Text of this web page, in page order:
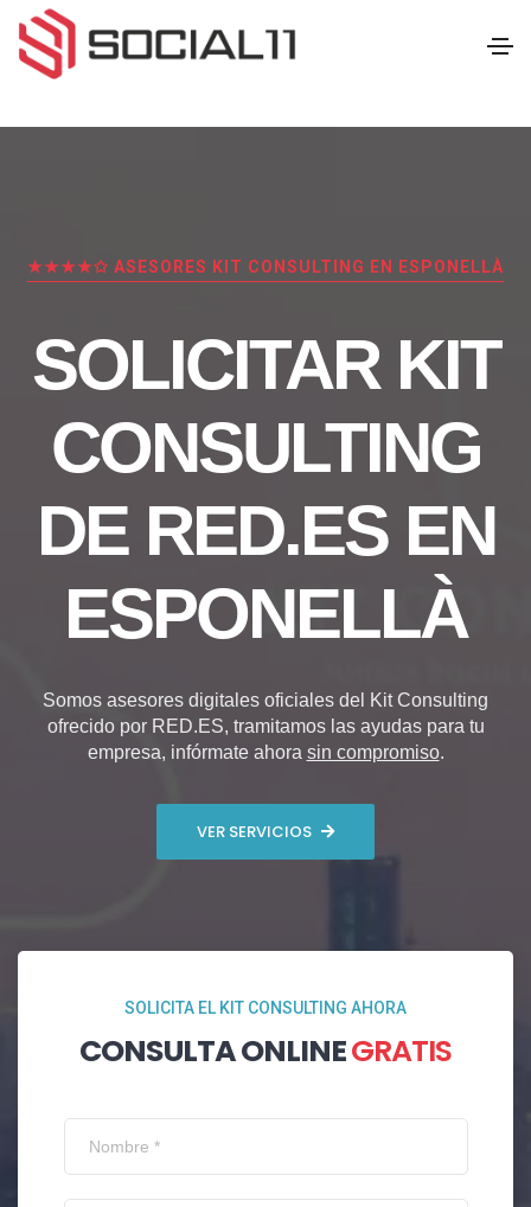
★★★★✩ ASESORES KIT CONSULTING EN ESPONELLÀ
SOLICITAR KIT
CONSULTING
DE RED.ES EN
ESPONELLÀ
Somos asesores digitales oficiales del Kit Consulting
ofrecido por RED.ES, tramitamos las ayudas para tu
empresa, infórmate ahora sin compromiso.
VER SERVICIOS
SOLICITA EL KIT CONSULTING AHORA
CONSULTA ONLINEGRATIS